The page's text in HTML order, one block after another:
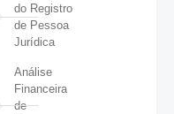
do Registro
de Pessoa
Jurídica
Análise
Financeira
de